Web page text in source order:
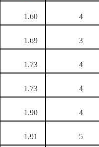
1.60 4
1.69 3
1.73 4
1.73 4
1.90 4
1.91 5